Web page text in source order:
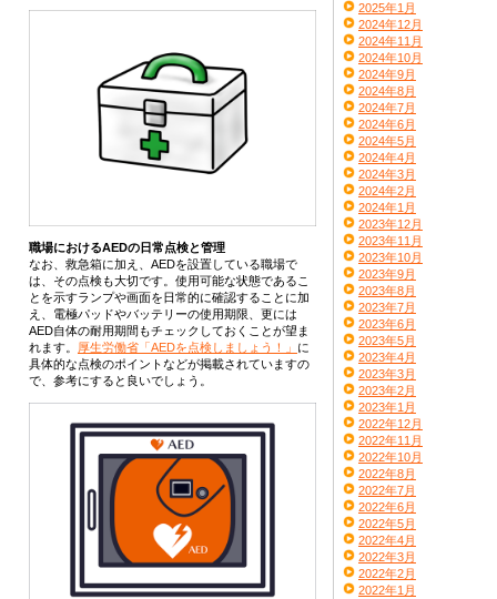
職場におけるAEDの日常点検と管理
なお、救急箱に加え、AEDを設置している職場で
は、その点検も大切です。使用可能な状態であるこ
とを示すランプや画面を日常的に確認することに加
え、電極パッドやバッテリーの使用期限、更には
AED自体の耐用期間もチェックしておくことが望ま
れます。 厚生労働省「AEDを点検しましょう！」 に
具体的な点検のポイントなどが掲載されていますの
で、参考にすると良いでしょう。
2025年1月
2024年12月
2024年11月
2024年10月
2024年9月
2024年8月
2024年7月
2024年6月
2024年5月
2024年4月
2024年3月
2024年2月
2024年1月
2023年12月
2023年11月
2023年10月
2023年9月
2023年8月
2023年7月
2023年6月
2023年5月
2023年4月
2023年3月
2023年2月
2023年1月
2022年12月
2022年11月
2022年10月
2022年8月
2022年7月
2022年6月
2022年5月
2022年4月
2022年3月
2022年2月
2022年1月